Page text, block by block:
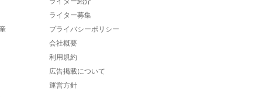
ライター募集
プライバシーポリシー
会社概要
利用規約
広告掲載について
運営方針